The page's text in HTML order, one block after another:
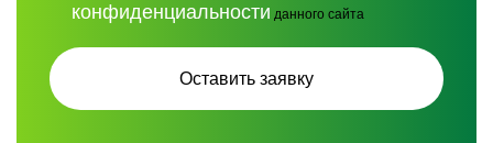
конфиденциальности данного сайта